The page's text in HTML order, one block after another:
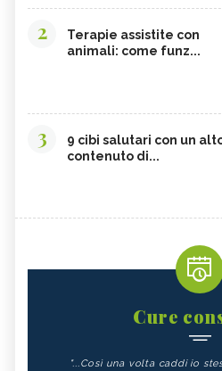
2
Terapie assistite con
animali: come funz...
3
9 cibi salutari con un
contenuto di...
Cure
"...Così una volta caddi io